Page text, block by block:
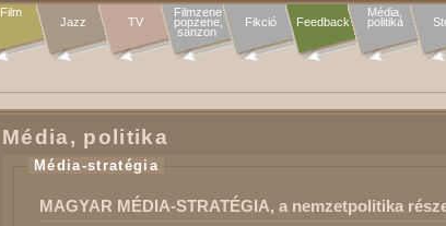
Film
Jazz TV
Filmzene
popzene,
sanzon
Fikció Feedback
Média,
politika
Média, politika
Média-stratégia
MAGYAR MÉDIA-STRATÉGIA, a nemzetpolitika